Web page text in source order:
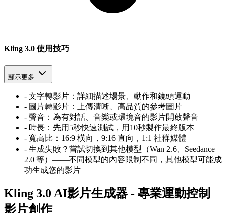
Kling 3.0 使用技巧
顯示更多
- 文字轉影片：詳細描述場景、動作和鏡頭運動
- 圖片轉影片：上傳清晰、高品質的參考圖片
- 聲音：為有對話、音樂或環境音的影片開啟聲音
- 時長：先用5秒快速測試，用10秒製作最終版本
- 寬高比：16:9 橫向，9:16 直向，1:1 社群媒體
- 生成失敗？嘗試切換到其他模型（Wan 2.6、Seedance
2.0 等）——不同模型的內容限制不同，其他模型可能成
功生成您的影片
Kling 3.0 AI影片生成器 - 專業運動控制
影片創作